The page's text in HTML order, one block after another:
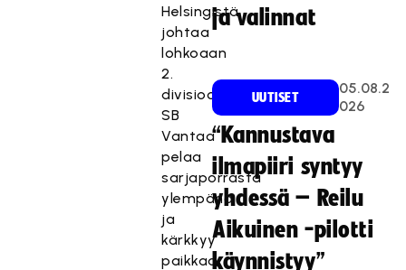
Helsingistä
johtaa
lohkoaan
2.
divisioonassa.
SB
Vantaa
pelaa
sarjaporrasta
ylempänä
ja
kärkkyy
paikkaa
ja valinnat
UUTISET
05.08.2
026
“Kannustava
ilmapiiri syntyy
yhdessä – Reilu
Aikuinen -pilotti
käynnistyy”